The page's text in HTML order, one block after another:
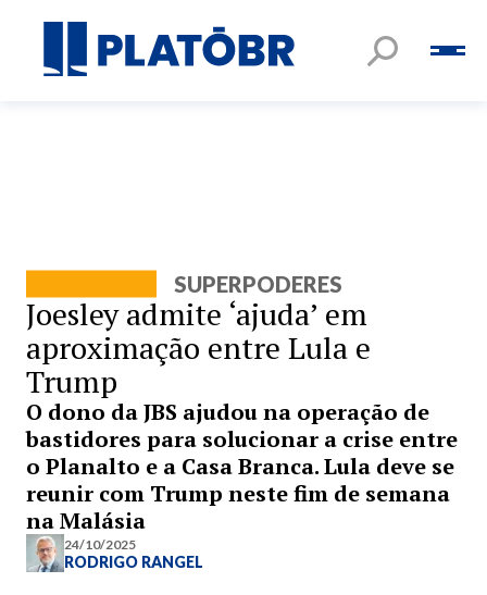
SUPERPODERES
Joesley admite ‘ajuda’ em
aproximação entre Lula e
Trump
O dono da JBS ajudou na operação de
bastidores para solucionar a crise entre
o Planalto e a Casa Branca. Lula deve se
reunir com Trump neste fim de semana
na Malásia
24/10/2025
RODRIGO RANGEL